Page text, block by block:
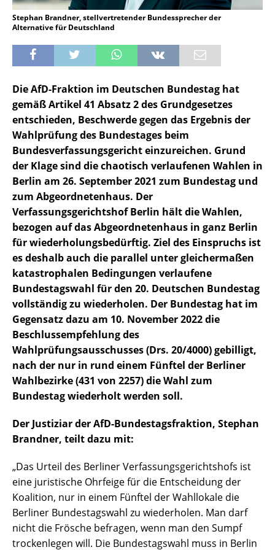
Stephan Brandner, stellvertretender Bundessprecher der
Alternative für Deutschland
Die AfD-Fraktion im Deutschen Bundestag hat
gemäß Artikel 41 Absatz 2 des Grundgesetzes
entschieden, Beschwerde gegen das Ergebnis der
Wahlprüfung des Bundestages beim
Bundesverfassungsgericht einzureichen. Grund
der Klage sind die chaotisch verlaufenen Wahlen in
Berlin am 26. September 2021 zum Bundestag und
zum Abgeordnetenhaus. Der
Verfassungsgerichtshof Berlin hält die Wahlen,
bezogen auf das Abgeordnetenhaus in ganz Berlin
für wiederholungsbedürftig. Ziel des Einspruchs ist
es deshalb auch die parallel unter gleichermaßen
katastrophalen Bedingungen verlaufene
Bundestagswahl für den 20. Deutschen Bundestag
vollständig zu wiederholen. Der Bundestag hat im
Gegensatz dazu am 10. November 2022 die
Beschlussempfehlung des
Wahlprüfungsausschusses (Drs. 20/4000) gebilligt,
nach der nur in rund einem Fünftel der Berliner
Wahlbezirke (431 von 2257) die Wahl zum
Bundestag wiederholt werden soll.
Der Justiziar der AfD-Bundestagsfraktion, Stephan
Brandner, teilt dazu mit:
„Das Urteil des Berliner Verfassungsgerichtshofs ist
eine juristische Ohrfeige für die Entscheidung der
Koalition, nur in einem Fünftel der Wahllokale die
Berliner Bundestagswahl zu wiederholen. Man darf
nicht die Frösche befragen, wenn man den Sumpf
trockenlegen will. Die Bundestagswahl muss in Berlin